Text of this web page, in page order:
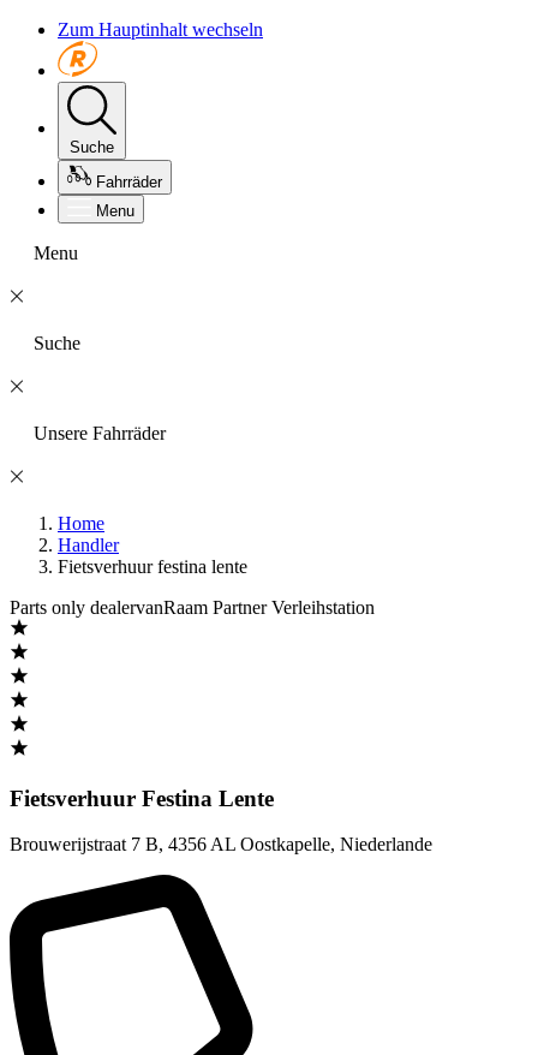
Zum Hauptinhalt wechseln
Suche
Fahrräder
Menu
Menu
Suche
Unsere Fahrräder
Home
Handler
Fietsverhuur festina lente
Parts only dealervanRaam Partner Verleihstation
Fietsverhuur Festina Lente
Brouwerijstraat 7 B, 4356 AL Oostkapelle, Niederlande